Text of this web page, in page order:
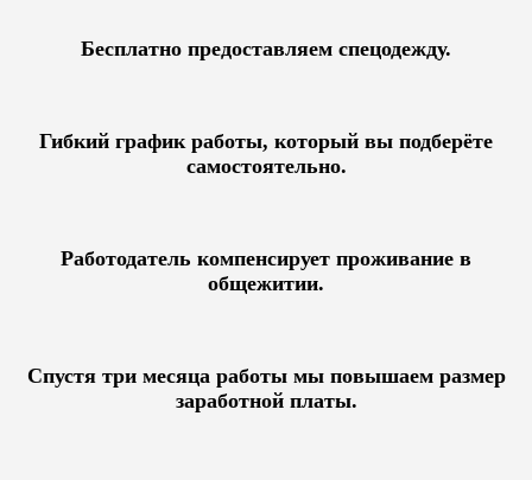
Бесплатно предоставляем спецодежду.
Гибкий график работы, который вы подберёте
самостоятельно.
Работодатель компенсирует проживание в
общежитии.
Спустя три месяца работы мы повышаем размер
заработной платы.